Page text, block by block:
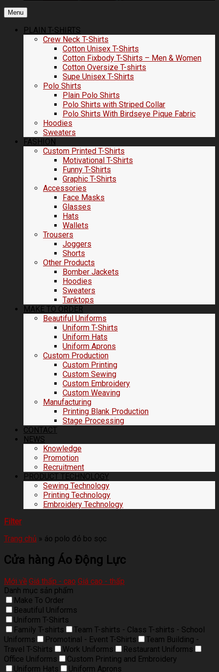
Menu
PLAIN T-SHIRTS
Crew Neck T-Shirts
Cotton Unisex T-Shirts
Cotton Fixbody T-Shirts – Men & Women
Cotton Oversize T-shirts
Supe Unisex T-Shirts
Polo Shirts
Plain Polo Shirts
Polo Shirts with Striped Collar
Polo Shirts With Birdseye Pique Fabric
Hoodies
Sweaters
FASHION
Custom Printed T-Shirts
Motivational T-Shirts
Funny T-Shirts
Graphic T-Shirts
Accessories
Face Masks
Glasses
Hats
Wallets
Trousers
Joggers
Shorts
Other Products
Bomber Jackets
Hoodies
Sweaters
Tanktops
MAKE TO ORDER
Beautiful Uniforms
Uniform T-Shirts
Uniform Hats
Uniform Aprons
Custom Production
Custom Printing
Custom Sewing
Custom Embroidery
Custom Weaving
Manufacturing
Printing Blank Production
Stage Processing
CONTACT
NEWS
Knowledge
Promotion
Recruitment
PRODUCT TECHNOLOGY
Sewing Technology
Printing Technology
Embroidery Technology
Filter
Trang chủ » áo polo đỏ bo sọc
Cửa hàng Áo Động Lực
Mới về Giá thấp - cao Giá cao - thấp
Danh mục sản phẩm
Make To Order
Beautiful Uniforms
Uniform T-Shirts
Family T-shirts
Team T-shirts - Class T-shirts - School
Uniforms
Promotinal - Event T-Shirts
Team Building -
Travel T-Shirts
Work Uniforms
Restaurant Uniforms
Office Uniforms
Custom Printing and Embroidery
Uniform Hats
Uniform Aprons